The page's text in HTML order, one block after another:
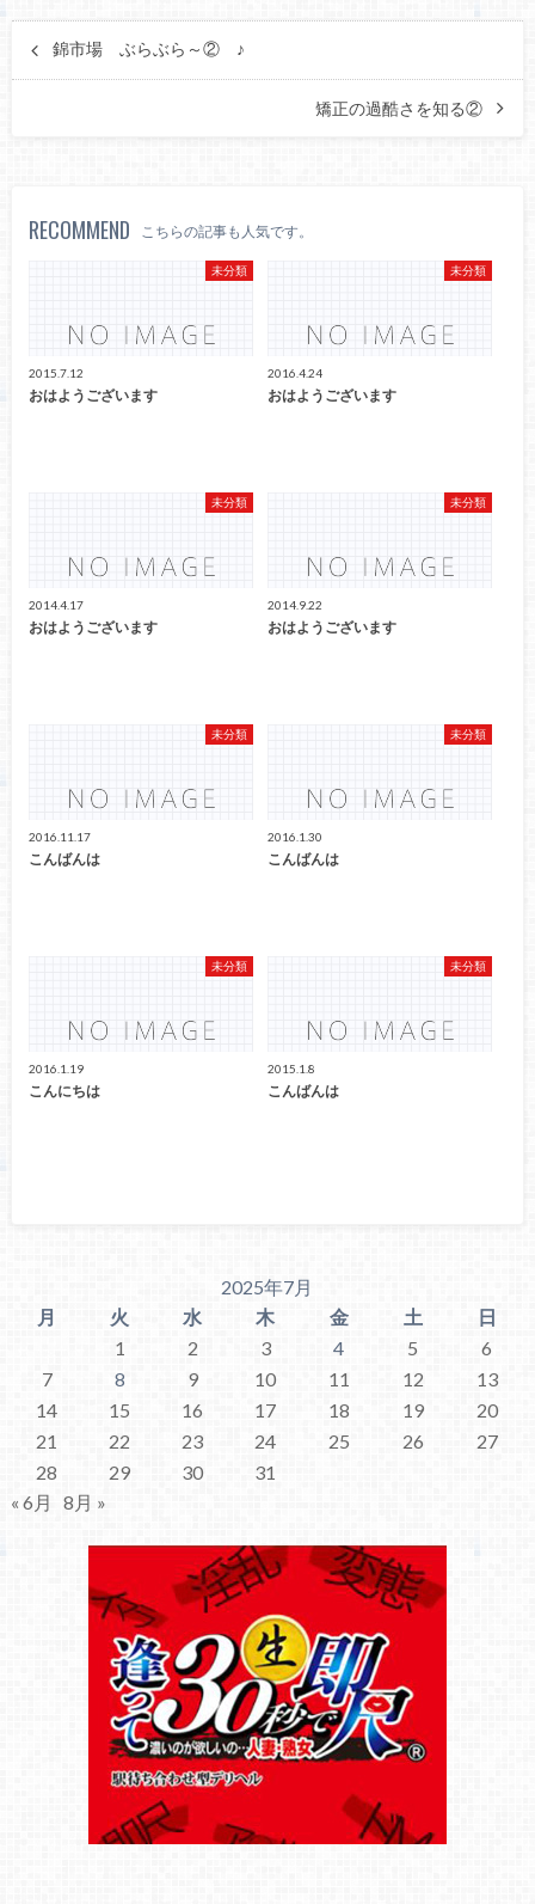
錦市場 ぶらぶら～② ♪
矯正の過酷さを知る②
RECOMMEND こちらの記事も人気です。
未分類
2015.7.12
おはようございます
未分類
2016.4.24
おはようございます
未分類
2014.4.17
おはようございます
未分類
2014.9.22
おはようございます
未分類
2016.11.17
こんばんは
未分類
2016.1.30
こんばんは
未分類
2016.1.19
こんにちは
未分類
2015.1.8
こんばんは
2025年7月
月
火 水 木 金 土
日
1
2 3 4 5
6
7
8 9 10 11 12
13
14
15 16 17 18 19
20
21
22 23 24 25 26
27
28
29 30
31
« 6月
8月 »